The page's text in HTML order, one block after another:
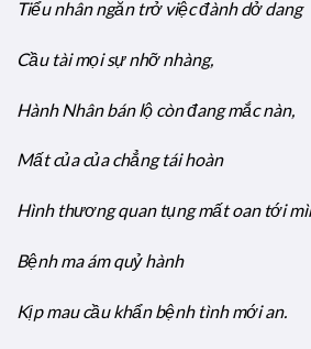
Tiểu nhân ngăn trở việc đành dở dang
Cầu tài mọi sự nhỡ nhàng,
Hành Nhân bán lộ còn đang mắc nàn,
Mất của của chẳng tái hoàn
Hình thương quan tụng mất oan tới
Bệnh ma ám quỷ hành
Kịp mau cầu khẩn bệnh tình mới an.